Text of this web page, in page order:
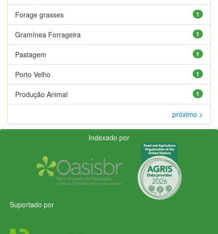
1
Forage grasses
1
Gramínea Forrageira
1
Pastagem
1
Porto Velho
1
Produção Animal
próximo >
Indexado por
Suportado por